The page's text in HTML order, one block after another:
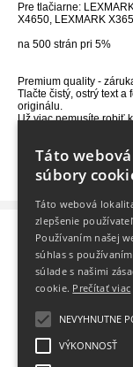
Pre tlačiarne:
X4650, LEXMARK
na 500 strán pri 5%
Premium quality -
Tlačte čistý, ostrý text a
originálu.
Už viac nemusíte robiť
od nás vytlačíte svoje
našej ponuke sú
grafiky, či fotografii a
doby životnosti.
Táto
súbory
Táto webová
zlepšenie
Používaním našej
súhlas s
súlade s našimi
cookie. Prečítať viac
NEVYHNUTNE
VÝKONNOSŤ